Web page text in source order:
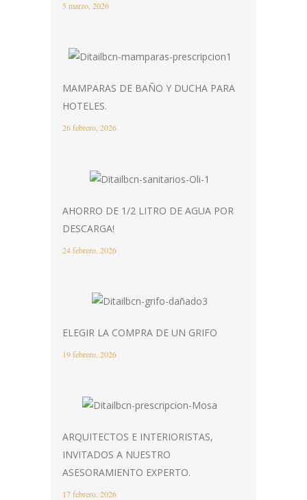
5 marzo, 2026
MAMPARAS DE BAÑO Y DUCHA PARA
HOTELES.
26 febrero, 2026
AHORRO DE 1/2 LITRO DE AGUA POR
DESCARGA!
24 febrero, 2026
ELEGIR LA COMPRA DE UN GRIFO
19 febrero, 2026
ARQUITECTOS E INTERIORISTAS,
INVITADOS A NUESTRO
ASESORAMIENTO EXPERTO.
17 febrero, 2026